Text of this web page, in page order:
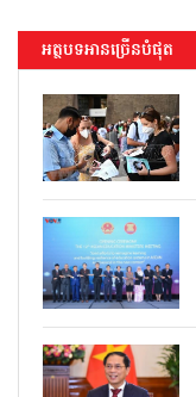
អត្ថបទអានច្រើនបំផុត